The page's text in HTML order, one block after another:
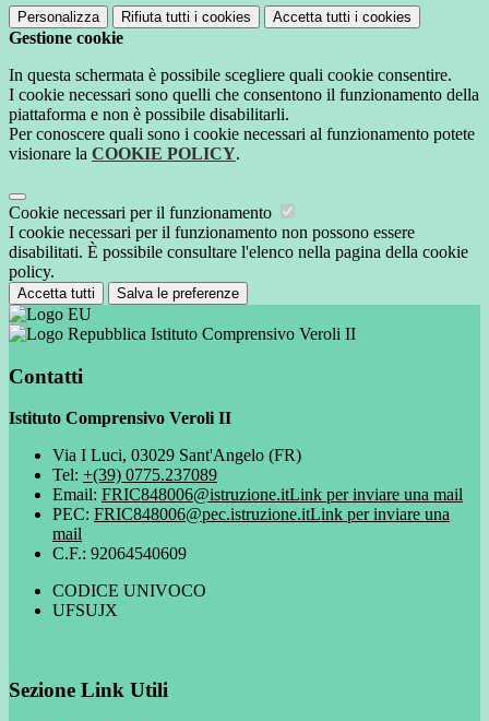
Personalizza Rifiuta tutti i cookies Accetta tutti i cookies
Gestione cookie
In questa schermata è possibile scegliere quali cookie consentire.
I cookie necessari sono quelli che consentono il funzionamento della
piattaforma e non è possibile disabilitarli.
Per conoscere quali sono i cookie necessari al funzionamento potete
visionare la COOKIE POLICY.
Cookie necessari per il funzionamento
I cookie necessari per il funzionamento non possono essere
disabilitati. È possibile consultare l'elenco nella pagina della cookie
policy.
Accetta tutti Salva le preferenze
Istituto Comprensivo Veroli II
Contatti
Istituto Comprensivo Veroli II
Via I Luci, 03029 Sant'Angelo (FR)
Tel: +(39) 0775.237089
Email: FRIC848006@istruzione.itLink per inviare una mail
PEC: FRIC848006@pec.istruzione.itLink per inviare una
mail
C.F.: 92064540609
CODICE UNIVOCO
UFSUJX
Sezione Link Utili